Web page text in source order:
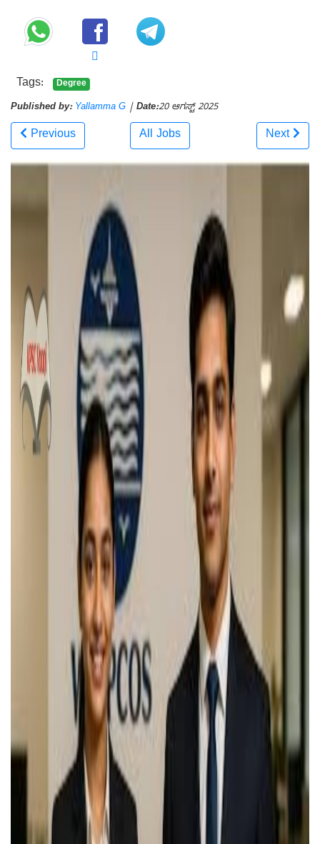
Tags: Degree
Published by: Yallamma G | Date:20 ಆಗಸ್ಟ್ 2025
Previous All Jobs Next